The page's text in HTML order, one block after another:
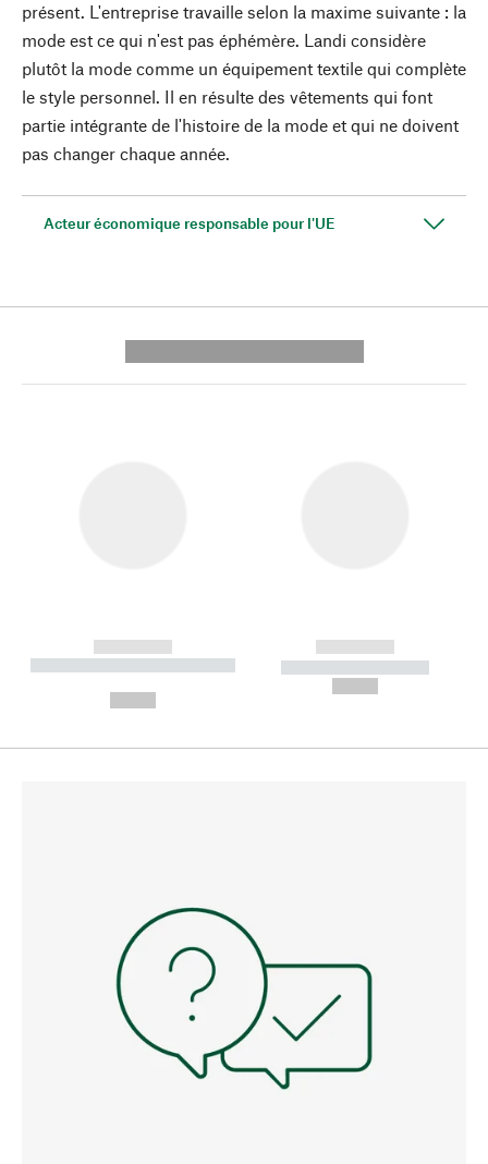
présent. L'entreprise travaille selon la maxime suivante : la
mode est ce qui n'est pas éphémère. Landi considère
plutôt la mode comme un équipement textile qui complète
le style personnel. Il en résulte des vêtements qui font
partie intégrante de l'histoire de la mode et qui ne doivent
pas changer chaque année.
Acteur économique responsable pour l'UE
------------
----------- ----------- --------
------------
----------- -----------